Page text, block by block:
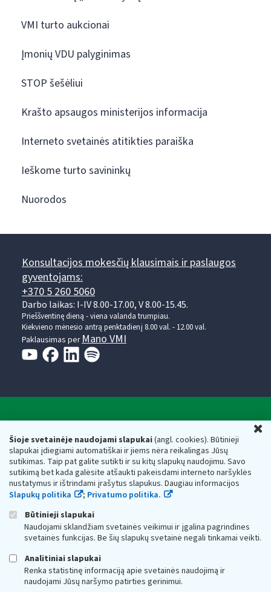
Šioje svetainėje naudojami slapukai(angl. cookies). Būtinieji
slapukai įdiegiami automatiškai ir jiems nėra reikalingas Jūsų
sutikimas. Taip pat galite sutikti ir su kitų slapukų naudojimu. Savo
sutikimą bet kada galėsite atšaukti pakeisdami interneto naršyklės
nustatymus ir ištrindami įrašytus slapukus. Daugiau informacijos
Slapukų politika
; Privatumo politika.
Būtinieji slapukai
Naudojami sklandžiam svetainės veikimui ir įgalina pagrindines
svetainės funkcijas. Be šių slapukų svetainė negali tinkamai veikti.
Analitiniai slapukai
Renka statistinę informaciją apie svetainės naudojimą ir
naudojami Jūsų naršymo patirties gerinimui.
VMI turto aukcionai
Įmonių VDU palyginimas
STOP šešėliui
Krašto apsaugos ministerijos informacija
Interneto svetainės atitikties paraiška
Ieškome turto savininkų
Nuorodos
Konsultacijos mokesčių klausimais ir paslaugos
gyventojams:
+370 5 260 5060
Darbo laikas: I-IV 8.00-17.00, V 8.00-15.45.
Prieššventinę dieną - viena valanda trumpiau.
Kiekvieno mėnesio antrą penktadienį 8.00 val. - 12.00 val.
Paklausimas per Mano VMI
Respublikos finansų ministerijos
Biudžetinė įstaiga. Juridinio asmens kodas — 188659752,
adresas: Vasario 16-osios g. 14, 01107 Vilnius, Lietuva, el.paštas:
vmi@vmi.lt, E. pristatymo dėžutės adresas 188659752
Duomenys apie Valstybinę mokesčių inspekciją prie Lietuvos
Respublikos finansų ministerijos kaupiami ir saugomi Juridinių